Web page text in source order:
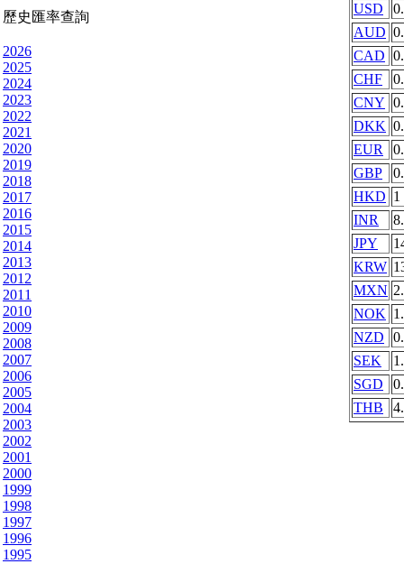
歷史匯率查詢
2026
2025
2024
2023
2022
2021
2020
2019
2018
2017
2016
2015
2014
2013
2012
2011
2010
2009
2008
2007
2006
2005
2004
2003
2002
2001
2000
1999
1998
1997
1996
1995
USD
AUD
CAD
CHF
CNY
DKK
EUR
GBP
HKD 1
INR
JPY
KRW
MXN
NOK
NZD
SEK
SGD
THB